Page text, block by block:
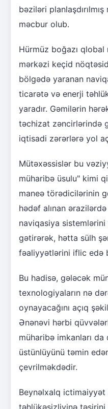
bəziləri
məcbur olub.
Hürmüz boğazı qlobal
mərkəzi keçid
bölgədə yaranan
ticarətə və enerji
yaradır. Gəmilərin
təchizat zəncirlərində
iqtisadi zərərlərə yol
Mütəxəssislər bu
müharibə üsulu" kimi
maneə törədicilərinin
hədəf alınan
naviqasiya
gətirərək, hətta sülh
fəaliyyətlərini iflic edə
Bu hadisə, gələcək
texnologiyaların nə
oynayacağını açıq
Ənənəvi hərbi
müharibə imkanları
üstünlüyünü təmin
çevrilməkdədir.
Beynəlxalq
təhlükəsizliyinə təsirini